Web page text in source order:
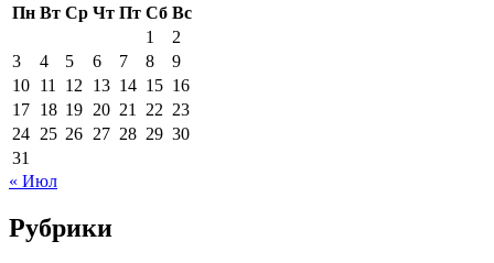
Пн Вт Ср Чт Пт Сб Вс
1
2
3
4 5 6 7 8
9
10 11 12 13 14 15 16
17 18 19 20 21 22 23
24 25 26 27 28 29 30
31
« Июл
Рубрики